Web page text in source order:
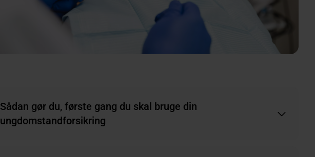
Sådan gør du, første gang du skal bruge din
ungdomstandforsikring